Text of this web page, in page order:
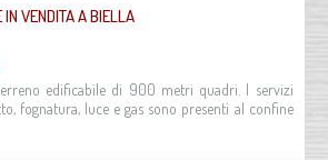
IN VENDITA A BIELLA
edificabile di 900 metri quadri. I servizi
fognatura, luce e gas sono presenti al confine